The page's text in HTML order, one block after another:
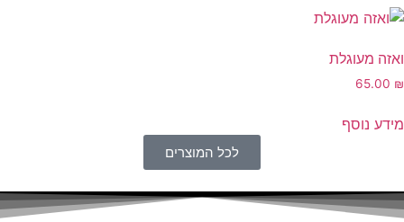
ואזה מעוגלת
65.00 ₪
מידע נוסף
לכל המוצרים